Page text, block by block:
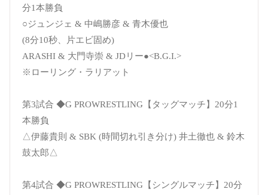
分1本勝負
○ジュンジェ & 中嶋勝彦 & 青木優也
(8分10秒、片エビ固め)
ARASHI & 大門寺崇 & JDリー●<B.G.I.>
※ローリング・ラリアット
第3試合 ◆G PROWRESTLING【タッグマッチ】20分1
本勝負
△伊藤貴則 & SBK (時間切れ引き分け) 井土徹也 & 鈴木
鼓太郎△
第4試合 ◆G PROWRESTLING【シングルマッチ】20分